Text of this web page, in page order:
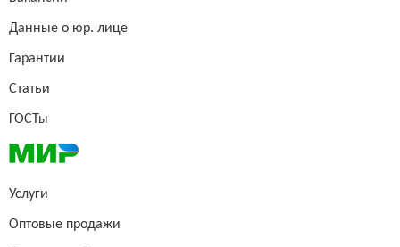
Данные о юр. лице
Гарантии
Статьи
ГОСТы
Услуги
Оптовые продажи